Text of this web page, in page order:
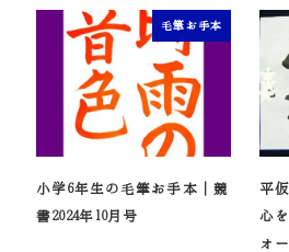
毛筆お手本
小学6年生の毛筆お手本｜競
書2024年10月号
平
心
ォ